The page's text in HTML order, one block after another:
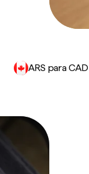
ARS para CAD